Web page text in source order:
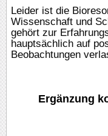
Leider ist die
Wissenschaft und
gehört zur
hauptsächlich auf
Beobachtungen
Ergänzung